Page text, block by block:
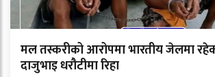
मल तस्करीको आरोपमा भारतीय जेलमा
दाजुभाइ धरौटीमा रिहा